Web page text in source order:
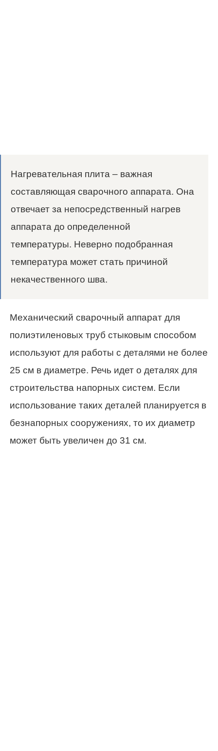
Нагревательная плита – важная
составляющая сварочного аппарата. Она
отвечает за непосредственный нагрев
аппарата до определенной
температуры. Неверно подобранная
температура может стать причиной
некачественного шва.
Механический сварочный аппарат для
полиэтиленовых труб стыковым способом
используют для работы с деталями не более
25 см в диаметре. Речь идет о деталях для
строительства напорных систем. Если
использование таких деталей планируется в
безнапорных сооружениях, то их диаметр
может быть увеличен до 31 см.